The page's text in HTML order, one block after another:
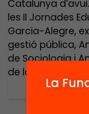
Catalunya
les II Jornades
Garcia-Alegre,
gestió pública,
de Sociologia i
de la UB, Joan
La